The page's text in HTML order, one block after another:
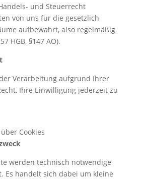
und Steuerrecht
von uns für die gesetzlich
aufbewahrt, also regelmäßig
HGB, §147 AO).
Verarbeitung aufgrund Ihrer
Ihre Einwilligung jederzeit zu
Cookies
werden technisch notwendige
Es handelt sich dabei um kleine